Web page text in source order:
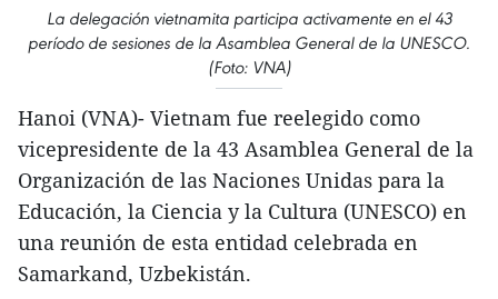
La delegación vietnamita participa activamente en el 43
período de sesiones de la Asamblea General de la UNESCO.
(Foto: VNA)
Hanoi (VNA)- Vietnam fue reelegido como
vicepresidente de la 43 Asamblea General de la
Organización de las Naciones Unidas para la
Educación, la Ciencia y la Cultura (UNESCO) en
una reunión de esta entidad celebrada en
Samarkand, Uzbekistán.